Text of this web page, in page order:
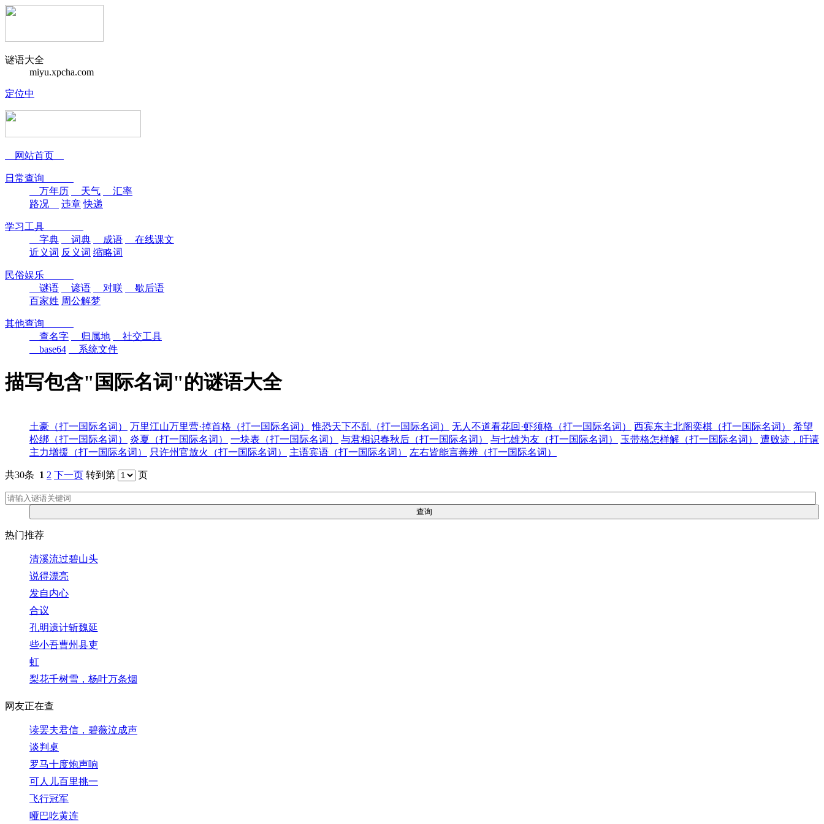
谜语大全
miyu.xpcha.com
定位中
网站首页
日常查询
万年历
天气
汇率
路况
违章 快递
学习工具
字典
词典 成语
在线课文
近义词 反义词 缩略词
民俗娱乐
谜语
谚语 对联
歇后语
百家姓 周公解梦
其他查询
查名字
归属地
社交工具
base64
系统文件
描写包含"国际名词"的谜语大全
土豪（打一国际名词） 万里江山万里营·掉首格（打一国际名词） 惟恐天下不乱（打一国际名词） 无人不道看花回·虾须格（打一国际名词） 西宾东主北阁奕棋（打一国际名词）
希望
松绑（打一国际名词）
炎夏（打一国际名词） 一块表（打一国际名词） 与君相识春秋后（打一国际名词） 与七雄为友（打一国际名词） 玉带格怎样解（打一国际名词）
遭败迹，吁请
主力增援（打一国际名词）
只许州官放火（打一国际名词） 主语宾语（打一国际名词） 左右皆能言善辨（打一国际名词）
共30条 1 2 下一页 转到第 页
热门推荐
清溪流过碧山头
说得漂亮
发自内心
合议
孔明遗计斩魏延
些小吾曹州县吏
虹
梨花千树雪，杨叶万条烟
网友正在查
读罢夫君信，碧薇泣成声
谈判桌
罗马十度炮声响
可人儿百里挑一
飞行冠军
哑巴吃黄连